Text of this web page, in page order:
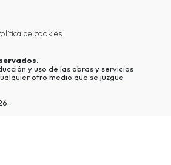
de cookies
y uso de las obras y servicios
otro medio que se juzgue